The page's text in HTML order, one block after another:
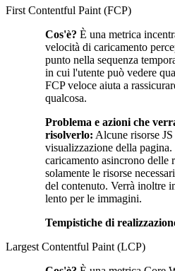
First Contentful Paint (FCP)
Cos'è? È una metrica
velocità di caricamento
punto nella sequenza
in cui l'utente può vedere
FCP veloce aiuta a
qualcosa.
Problema e azioni che
risolverlo: Alcune risorse
visualizzazione della
caricamento asincrono delle
solamente le risorse
del contenuto. Verrà inoltre
lento per le immagini.
Tempistiche di
Largest Contentful Paint (LCP)